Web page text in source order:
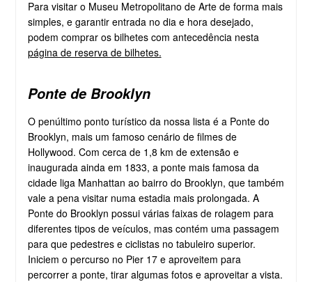
Para visitar o Museu Metropolitano de Arte de forma mais
simples, e garantir entrada no dia e hora desejado,
podem comprar os bilhetes com antecedência nesta
página de reserva de bilhetes.
Ponte de Brooklyn
O penúltimo ponto turístico da nossa lista é a Ponte do
Brooklyn, mais um famoso cenário de filmes de
Hollywood. Com cerca de 1,8 km de extensão e
inaugurada ainda em 1833, a ponte mais famosa da
cidade liga Manhattan ao bairro do Brooklyn, que também
vale a pena visitar numa estadia mais prolongada. A
Ponte do Brooklyn possui várias faixas de rolagem para
diferentes tipos de veículos, mas contém uma passagem
para que pedestres e ciclistas no tabuleiro superior.
Iniciem o percurso no Pier 17 e aproveitem para
percorrer a ponte, tirar algumas fotos e aproveitar a vista.